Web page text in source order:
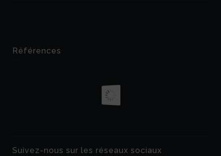
Références
Suivez-nous sur les réseaux sociaux